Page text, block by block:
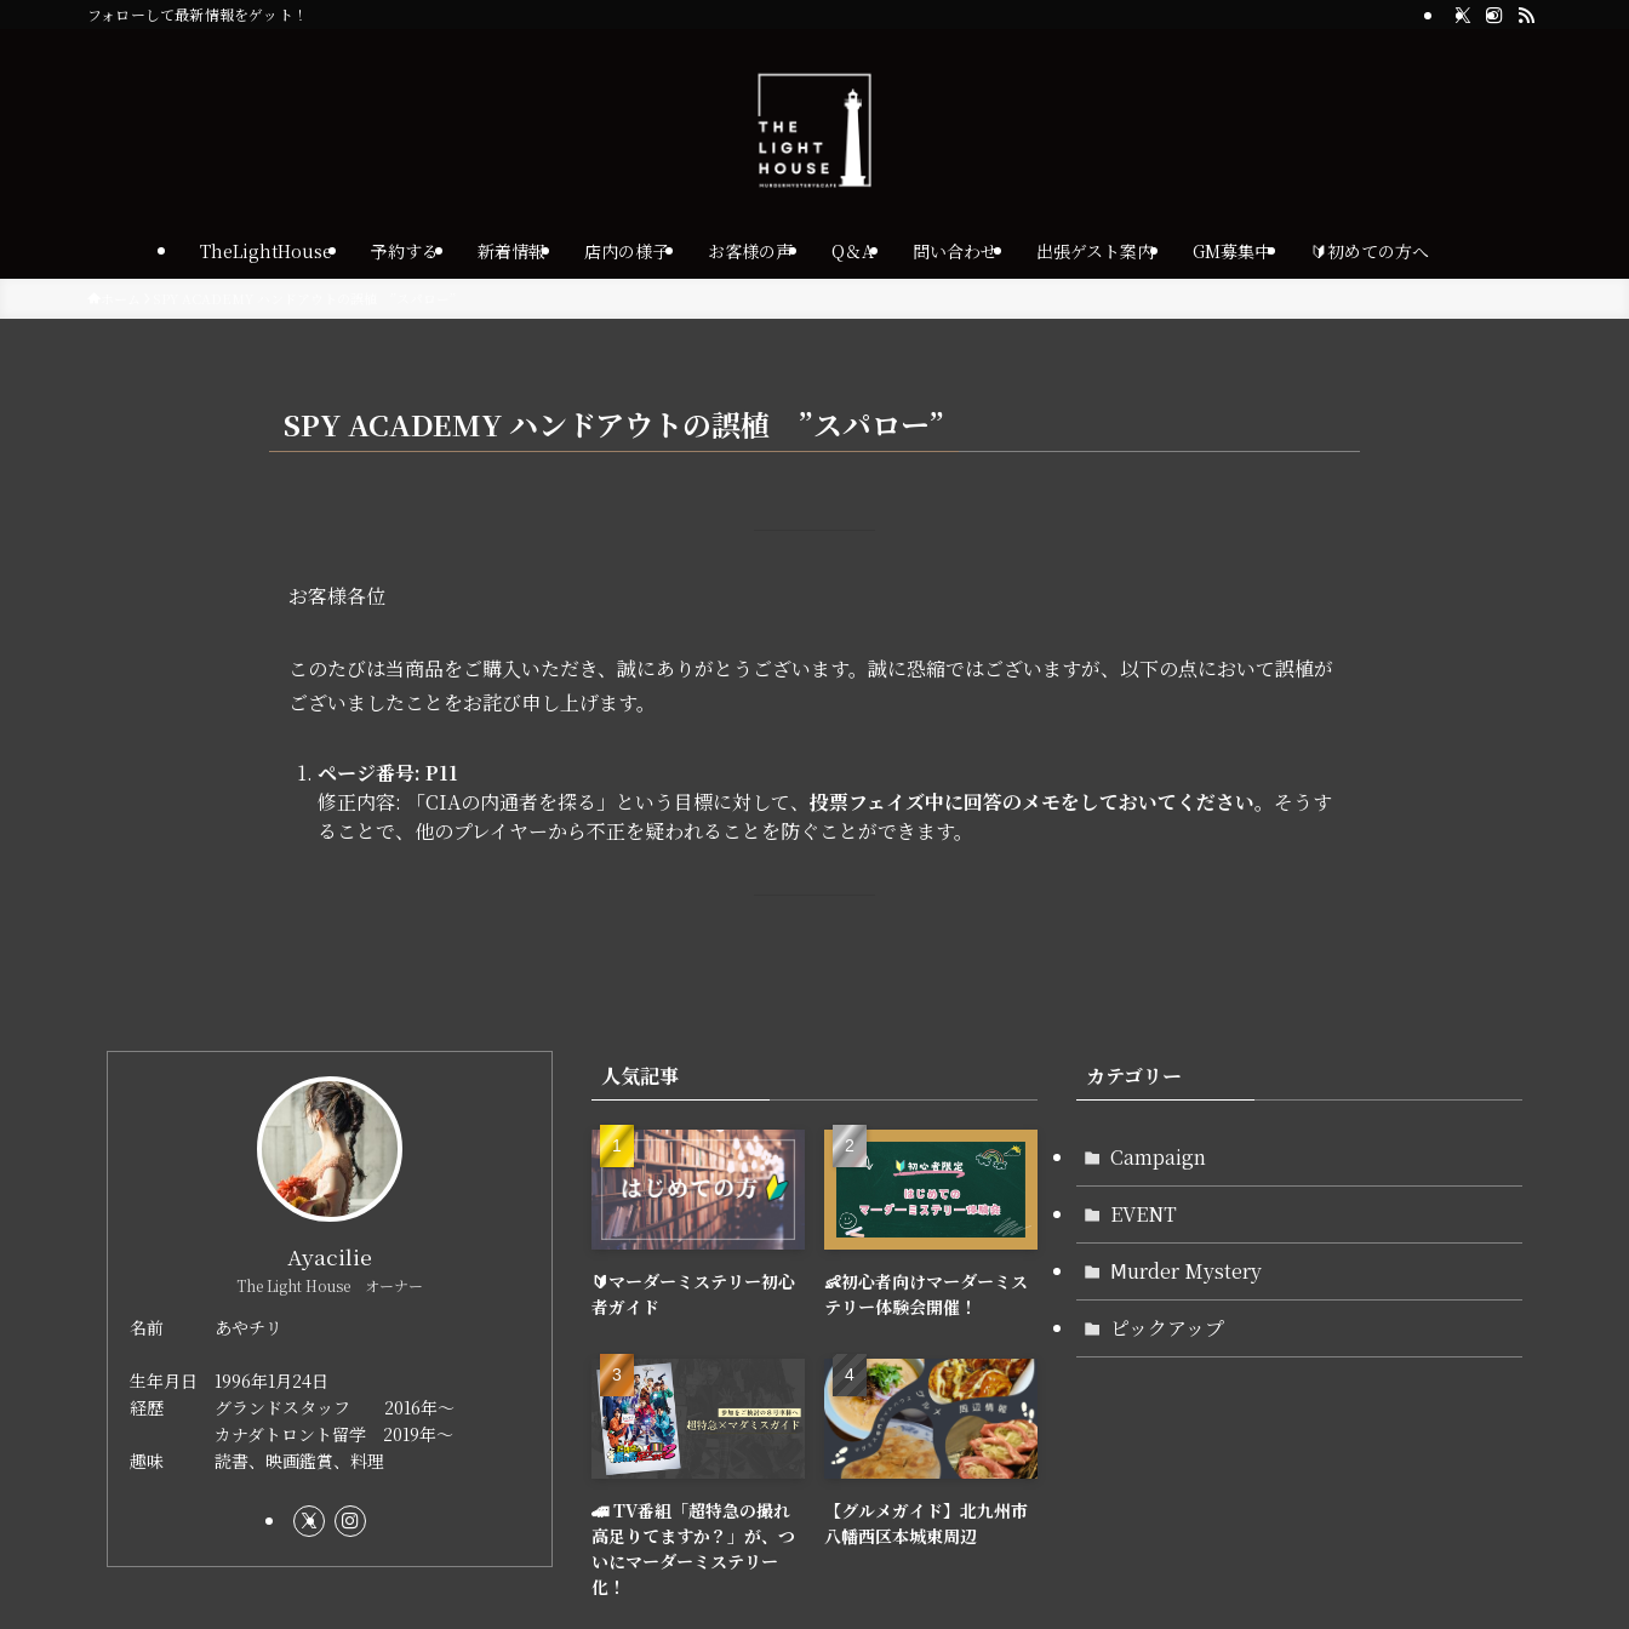
フォローして最新情報をゲット！
TheLightHouse 予約する 新着情報 店内の様子 お客様の声 Q＆A 問い合わせ 出張ゲスト案内 GM募集中 🔰初めての方へ
SPY ACADEMY ハンドアウトの誤植 ”スパロー”
お客様各位
このたびは当商品をご購入いただき、誠にありがとうございます。誠に恐縮ではございますが、以下の点において誤植が
ございましたことをお詫び申し上げます。
ページ番号: P11
修正内容: 「CIAの内通者を探る」という目標に対して、 投票フェイズ中に回答のメモをしておいてください。そうす
ることで、他のプレイヤーから不正を疑われることを防ぐことができます。
Ayacilie
The Light House オーナー
名前 あやチリ
生年月日 1996年1月24日
経歴 グランドスタッフ 2016年～
カナダトロント留学 2019年～
趣味 読書、映画鑑賞、料理
人気記事
🔰マーダーミステリー初心
者ガイド
👶初心者向けマーダーミス
テリー体験会開催！
🚄 TV番組「超特急の撮れ
高足りてますか？」が、つ
いにマーダーミステリー
化！
【グルメガイド】北九州市
八幡西区本城東周辺
カテゴリー
Campaign
EVENT
Ⅿurder Mystery
ピックアップ